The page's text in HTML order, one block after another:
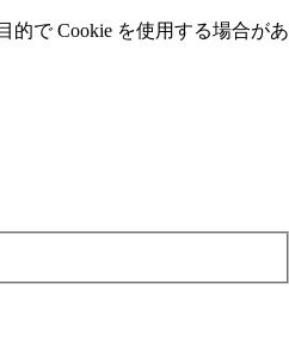
で Cookie を使⽤する場合があ